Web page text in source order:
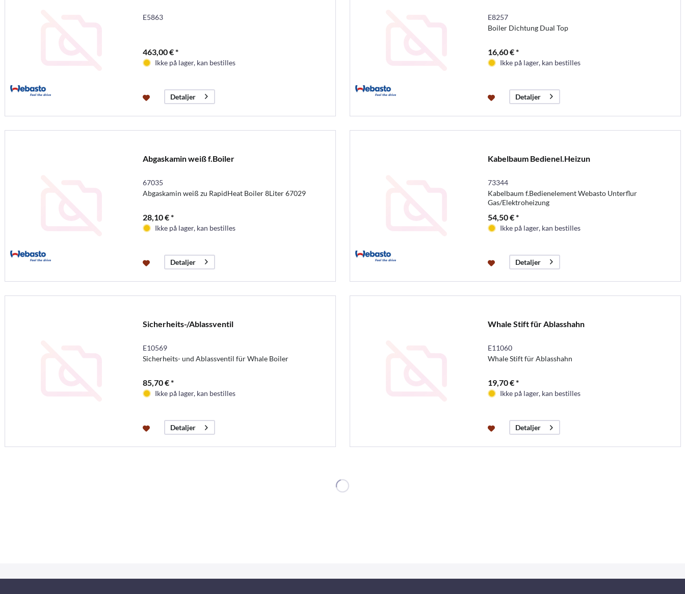
E5863
463,00 € *
Ikke på lager, kan bestilles
Detaljer
E8257
Boiler Dichtung Dual Top
16,60 € *
Ikke på lager, kan bestilles
Detaljer
Abgaskamin weiß f.Boiler
67035
Abgaskamin weiß zu RapidHeat Boiler 8Liter 67029
28,10 € *
Ikke på lager, kan bestilles
Detaljer
Kabelbaum Bedienel.Heizun
73344
Kabelbaum f.Bedienelement Webasto Unterflur
Gas/Elektroheizung
54,50 € *
Ikke på lager, kan bestilles
Detaljer
Sicherheits-/Ablassventil
E10569
Sicherheits- und Ablassventil für Whale Boiler
85,70 € *
Ikke på lager, kan bestilles
Detaljer
Whale Stift für Ablasshahn
E11060
Whale Stift für Ablasshahn
19,70 € *
Ikke på lager, kan bestilles
Detaljer